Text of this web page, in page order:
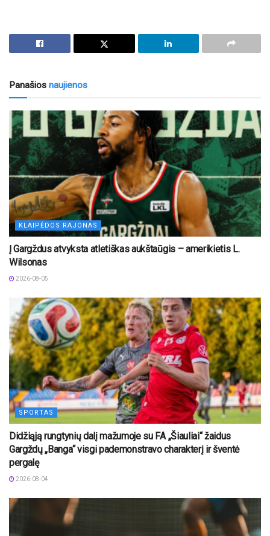
Panašios naujienos
KLAIPĖDOS RAJONAS
Į Gargždus atvyksta atletiškas aukštaūgis – amerikietis L.
Wilsonas
2026-08-05
SPORTAS
Didžiąją rungtynių dalį mažumoje su FA „Šiauliai“ žaidus
Gargždų „Banga“ visgi pademonstravo charakterį ir šventė
pergalę
2026-08-04